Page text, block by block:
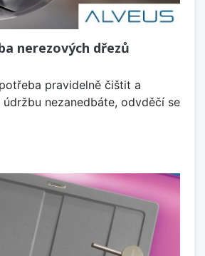
nerezových dřezů
pravidelně čištit a
nezanedbáte, odvděčí se